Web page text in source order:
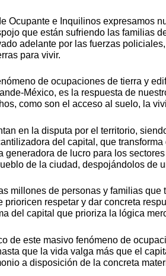
Ocupante e Inquilinos expresamos
que están sufriendo las familias
adelante por las fuerzas
para vivir.
de ocupaciones de tierra y
México, es la respuesta de
como son el acceso al suelo, la
en la disputa por el territorio,
del capital, que
generadora de lucro para los
de la ciudad, despojándolos de
millones de personas y familias
prioricen respetar y dar concreta
del capital que prioriza la lógica
de este masivo fenómeno de
que la vida valga más que el
a disposición de la concreta